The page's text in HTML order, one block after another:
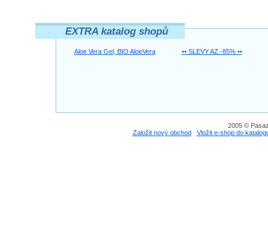
EXTRA katalog shopů
Aloe Vera Gel, BIO AloeVera •• SLEVY AZ -85% ••
2005 ©
Založit nový obchod
Vložit e-shop do